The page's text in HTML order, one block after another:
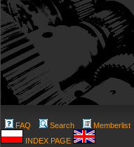
FAQ Search Memberlist
INDEX PAGE